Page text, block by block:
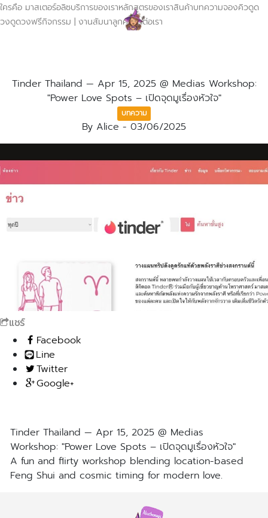
ใครคือ มาสเตอร์อลิซบริการของเราหลักสูตรของเราสินค้าบทความจองคิวดูด
วงดูดวงฟรีกิจกรรม | งานสัมนาลูกค้าติดต่อเรา
Tinder Thailand — Apr 15, 2025 @ Medias Workshop:
"Power Love Spots – เปิดจุดมูเรื่องหัวใจ"
บทความ
By Alice - 03/06/2025
แชร์
Facebook
Line
Twitter
Google+
Tinder Thailand — Apr 15, 2025 @ Medias
Workshop: "Power Love Spots – เปิดจุดมูเรื่องหัวใจ"
A fun and flirty workshop blending location-based
Feng Shui and cosmic timing for modern love.